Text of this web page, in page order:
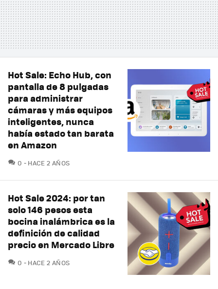
Hot Sale: Echo Hub, con
pantalla de 8 pulgadas
para administrar
cámaras y más equipos
inteligentes, nunca
había estado tan barata
en Amazon
0 COMENTARIOS
HACE 2 AÑOS
Hot Sale 2024: por tan
solo 146 pesos esta
bocina inalámbrica es la
definición de calidad
precio en Mercado Libre
0 COMENTARIOS
HACE 2 AÑOS